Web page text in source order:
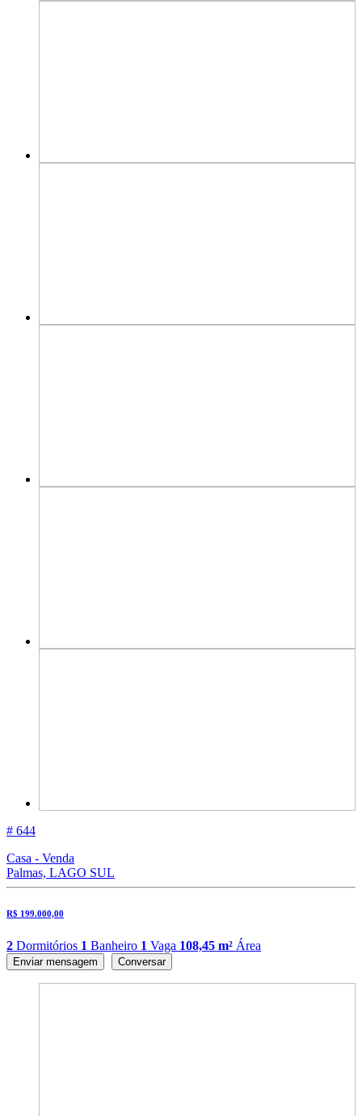
# 644
Casa - Venda
Palmas, LAGO SUL
R$ 199.000,00
2 Dormitórios 1 Banheiro 1 Vaga 108,45 m² Área
Enviar mensagem Conversar